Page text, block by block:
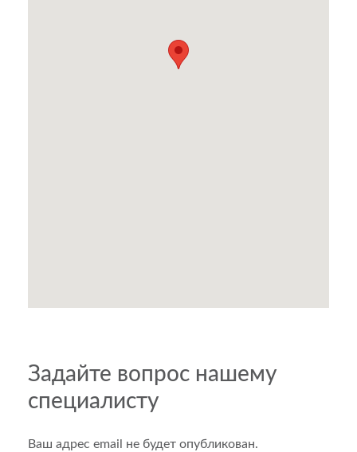
Задайте вопрос нашему
специалисту
Ваш адрес email не будет опубликован.